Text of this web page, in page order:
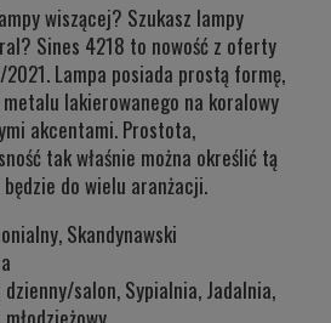
wiszącej? Szukasz lampy
Sines 4218 to nowość z oferty
Lampa posiada prostą formę,
lakierowanego na koralowy
akcentami. Prostota,
tak właśnie można określić tą
do wielu aranżacji.
Skandynawski
dzienny/salon, Sypialnia, Jadalnia,